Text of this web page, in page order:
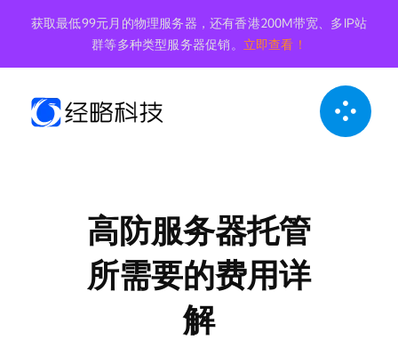
内
获取最低99元月的物理服务器，还有香港200M带宽、多IP站
群等多种类型服务器促销。 立即查看！
高防服务器托管
所需要的费用详
解